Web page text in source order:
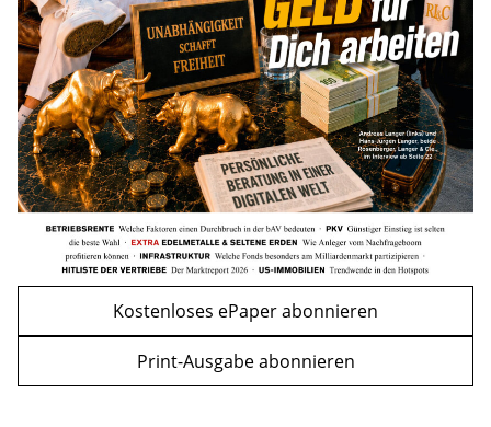
WEITERE ARTIKEL
zurückweiter
und Einkommensgrenzen
mehr
Kostenloses ePaper abonnieren
Print-Ausgabe abonnieren